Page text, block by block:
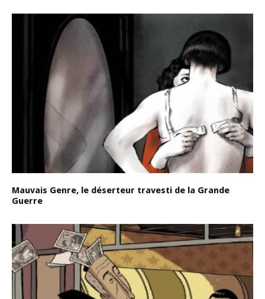
Mauvais Genre, le déserteur travesti de la Grande
Guerre